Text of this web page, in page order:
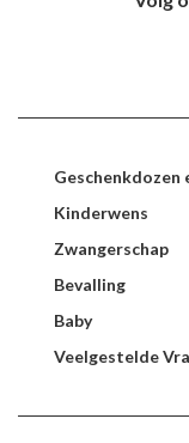
Geschenkdozen
Kinderwens
Zwangerschap
Bevalling
Baby
Veelgestelde